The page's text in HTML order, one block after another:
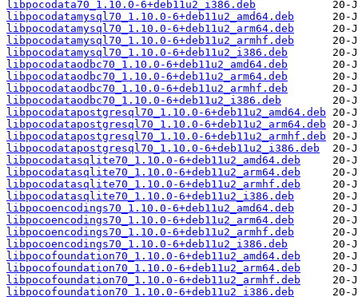
libpocodata70_1.10.0-6+deb11u2_i386.deb
libpocodatamysql70_1.10.0-6+deb11u2_amd64.deb
libpocodatamysql70_1.10.0-6+deb11u2_arm64.deb
libpocodatamysql70_1.10.0-6+deb11u2_armhf.deb
libpocodatamysql70_1.10.0-6+deb11u2_i386.deb
libpocodataodbc70_1.10.0-6+deb11u2_amd64.deb
libpocodataodbc70_1.10.0-6+deb11u2_arm64.deb
libpocodataodbc70_1.10.0-6+deb11u2_armhf.deb
libpocodataodbc70_1.10.0-6+deb11u2_i386.deb
libpocodatapostgresql70_1.10.0-6+deb11u2_amd64.deb
libpocodatapostgresql70_1.10.0-6+deb11u2_arm64.deb
libpocodatapostgresql70_1.10.0-6+deb11u2_armhf.deb
libpocodatapostgresql70_1.10.0-6+deb11u2_i386.deb
libpocodatasqlite70_1.10.0-6+deb11u2_amd64.deb
libpocodatasqlite70_1.10.0-6+deb11u2_arm64.deb
libpocodatasqlite70_1.10.0-6+deb11u2_armhf.deb
libpocodatasqlite70_1.10.0-6+deb11u2_i386.deb
libpocoencodings70_1.10.0-6+deb11u2_amd64.deb
libpocoencodings70_1.10.0-6+deb11u2_arm64.deb
libpocoencodings70_1.10.0-6+deb11u2_armhf.deb
libpocoencodings70_1.10.0-6+deb11u2_i386.deb
libpocofoundation70_1.10.0-6+deb11u2_amd64.deb
libpocofoundation70_1.10.0-6+deb11u2_arm64.deb
libpocofoundation70_1.10.0-6+deb11u2_armhf.deb
libpocofoundation70_1.10.0-6+deb11u2_i386.deb